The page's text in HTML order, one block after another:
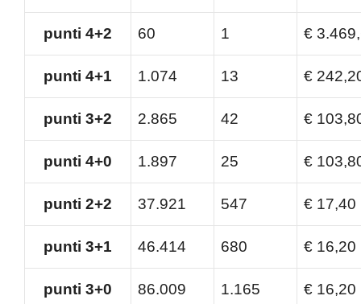
punti 4+2 60 1 €
punti 4+1 1.074 13 €
punti 3+2 2.865 42 €
punti 4+0 1.897 25 €
punti 2+2 37.921 547 € 17,40
punti 3+1 46.414 680 € 16,20
punti 3+0 86.009 1.165 € 16,20